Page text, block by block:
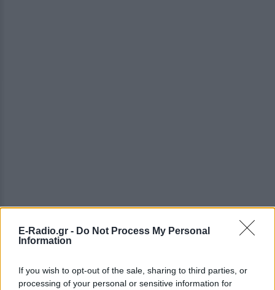
E-Radio.gr - Do Not Process My Personal
Information
If you wish to opt-out of the sale, sharing to third parties, or
processing of your personal or sensitive information for
ΔΕΙΤΕ ΕΠΙΣΗΣ